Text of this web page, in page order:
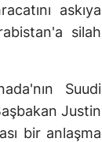
askıya
silah
Suudi
Justin
bir anlaşma